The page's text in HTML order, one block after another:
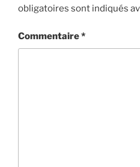
obligatoires sont indiqués
Commentaire*